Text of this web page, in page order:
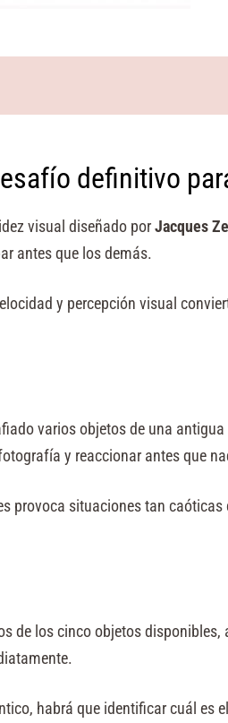
definitivo
visual diseñado por Jacques
antes que los demás.
y percepción visual
varios objetos de una
y reaccionar antes que
provoca situaciones tan
de los cinco objetos
habrá que identificar cuál es